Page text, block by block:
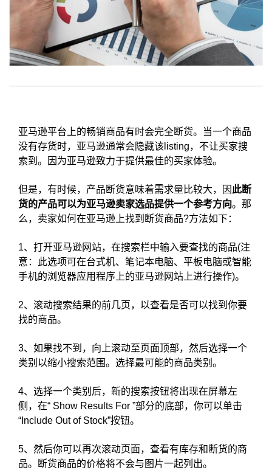
亚马逊平台上的畅销商品有时会完全断货。当一个商品
没有存货时，亚马逊通常会隐藏该listing，不让买家搜
索到。因为亚马逊致力于提供最佳的买家体验。
但是，有时候，产品断货意味着需求量比较大，因此断
货的产品可以为亚马逊卖家选品提供一个参考方向。那
么，卖家如何在亚马逊上找到断货商品?方法如下：
1、打开亚马逊网站，在搜索栏中输入要查找的商品(注
意：此选项可在台式机、笔记本电脑、平板电脑或智能
手机的浏览器应用程序上的亚马逊网站上进行操作)。
2、滚动搜索结果的前几页，以查看是否可以找到你要
找的商品。
3、如果找不到，向上滚动至页面顶部，然后选择一个
类别以缩小搜索范围。选择最可能的商品类别。
4、选择一个类别后，新的搜索按钮将出现在屏幕左
侧，在“ Show Results For ”部分的底部，你可以单击
“Include Out of Stock”按钮。
5、然后你可以再次滚动页面，查看有库存和断货的商
品。断货商品的价格将不会与图片一起列出。